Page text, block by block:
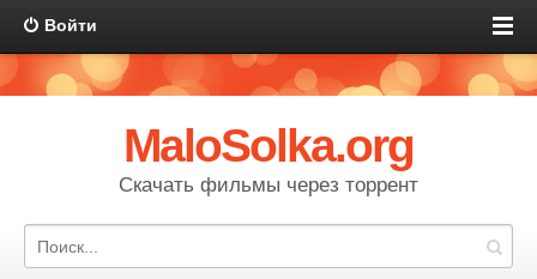
Войти
MaloSolka.org
Скачать фильмы через торрент